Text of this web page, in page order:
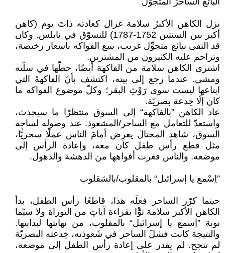
نزل الكاهن الأكبرُ سلامة غزال كعادته ذاتَ يوم (كاهن
أكبر بين السنتين 1752-1787) للتسوّق في نابلس. وكان
قد التقى ببائع متجوِّل غريب، يبيع الفواكه بأسعار رخيصة،
وتزاحم عليه الكثيرون من المشترين.
اشترى الكاهن سلامة من الفاكهة أيضًا، حطّها في سلّته
ومشى. عندما رجع إلى بيته، اكتشف بأنّ الفاكهةَ التي
ابتاعها ليست سوى رَوْثِ البقر؛ وكلّ موضوع الفواكه ما
كان إلّا خِدعة بصريّة.
عاد الكاهن ”بالفاكهة“ إلى السوق منتظرًا ما سيحدث،
واستعدّ للتعامل مع الساحر/المشعوذ. عند وصوله لساحة
السوق، شاهد المحتالَ يعرِض أمامَ الناس عملًا سحريًّا،
مثل قطع رأس طفل كان معه، وإعادة الرأس إلى
موضعه. والناس فغرت أفواهها من الدهشة والذهول.
”اِسْمع يا إسرائيل“ بالمقلوب/بالشقلوب
حينما كرّر الساحر فِعلَه هذا، قاطعًا رأس الطفل، بدأ
الكاهن الأكبر سلامة توًّا بقراءة آياتٍ من التوراة ولا سيّما
نوبة ”اِسمع يا إسرائيل“ بالمقلوب، من نهايتها لبدايتها.
والنتيجة كانت فشلَ الساحر في شَعوذته، خِدعته البصريّة
لم تنجح. لم يقدر على إعادة رأس الطفل إلى موضعه،